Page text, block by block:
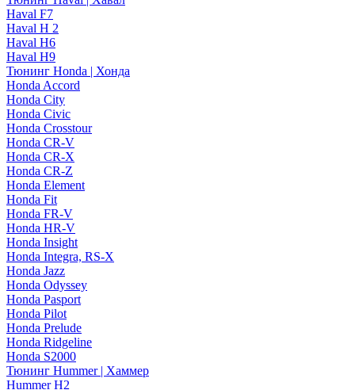
Haval F7
Haval H 2
Haval H6
Haval H9
Тюнинг Honda | Хонда
Honda Accord
Honda City
Honda Civic
Honda Crosstour
Honda CR-V
Honda CR-X
Honda CR-Z
Honda Element
Honda Fit
Honda FR-V
Honda HR-V
Honda Insight
Honda Integra, RS-X
Honda Jazz
Honda Odyssey
Honda Pasport
Honda Pilot
Honda Prelude
Honda Ridgeline
Honda S2000
Тюнинг Hummer | Хаммер
Hummer H2